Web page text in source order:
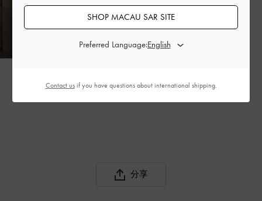
@xaveriasisca
分享
SHOP MACAU SAR SITE
Preferred Language:
Contact usif you have questions about international shipping.